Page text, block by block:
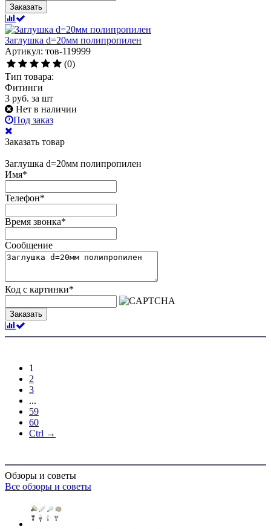
Заказать
Заглушка d=20мм полипропилен
Артикул: тов-119999
(0)
Тип товара:
Фитинги
3 руб. за шт
Нет в наличии
Под заказ
Заказать товар
Заглушка d=20мм полипропилен
Имя*
Телефон*
Время звонка*
Сообщение
Код с картинки*
Заказать
1
2
3
...
59
60
Ctrl →
Обзоры и советы
Все обзоры и советы